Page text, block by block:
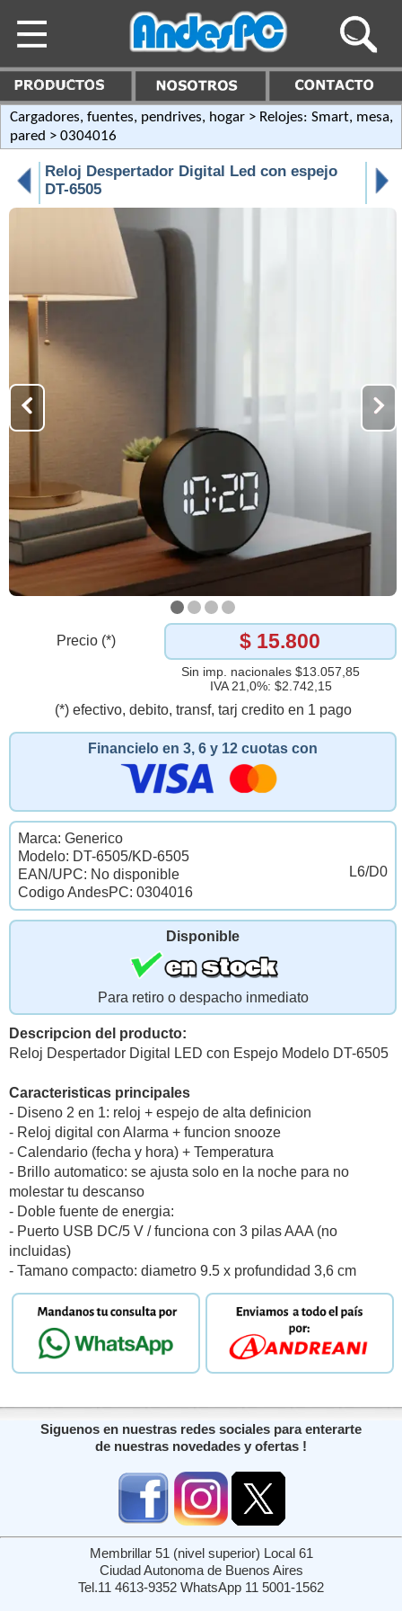
Cargadores, fuentes, pendrives, hogar > Relojes: Smart, mesa,
pared > 0304016
Reloj Despertador Digital Led con espejo
DT-6505
Precio (*) $ 15.800
Sin imp. nacionales $13.057,85
IVA 21,0%: $2.742,15
(*) efectivo, debito, transf, tarj credito en 1 pago
Financielo en 3, 6 y 12 cuotas con
L6/D0
Marca: Generico
Modelo: DT-6505/KD-6505
EAN/UPC: No disponible
Codigo AndesPC: 0304016
Disponible
Para retiro o despacho inmediato
Descripcion del producto:
Reloj Despertador Digital LED con Espejo Modelo DT-6505
Caracteristicas principales
- Diseno 2 en 1: reloj + espejo de alta definicion
- Reloj digital con Alarma + funcion snooze
- Calendario (fecha y hora) + Temperatura
- Brillo automatico: se ajusta solo en la noche para no
molestar tu descanso
- Doble fuente de energia:
- Puerto USB DC/5 V / funciona con 3 pilas AAA (no
incluidas)
- Tamano compacto: diametro 9.5 x profundidad 3,6 cm
Siguenos en nuestras redes sociales para enterarte
de nuestras novedades y ofertas !
Membrillar 51 (nivel superior) Local 61
Ciudad Autonoma de Buenos Aires
Tel.11 4613-9352 WhatsApp 11 5001-1562